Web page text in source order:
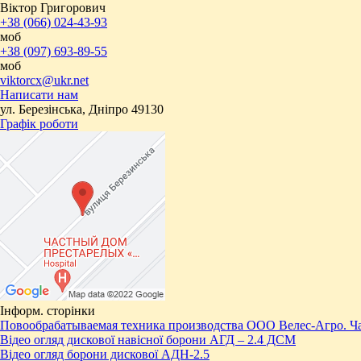
Віктор Григорович
+38 (066) 024-43-93
моб
+38 (097) 693-89-55
моб
viktorcx@ukr.net
Написати нам
ул. Березінська, Дніпро 49130
Графік роботи
Інформ. сторінки
Повообрабатываемая техника производства ООО Велес-Агро.
Відео огляд дискової навісної борони АГД – 2.4 ДСМ
Відео огляд борони дискової АДН-2.5